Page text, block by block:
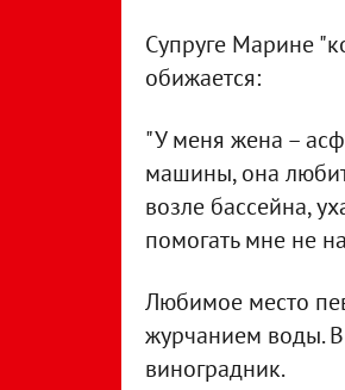
Супруге Марине
обижается:
"У меня жена –
машины, она
возле бассейна,
помогать мне не
Любимое место
журчанием воды. В
виноградник.